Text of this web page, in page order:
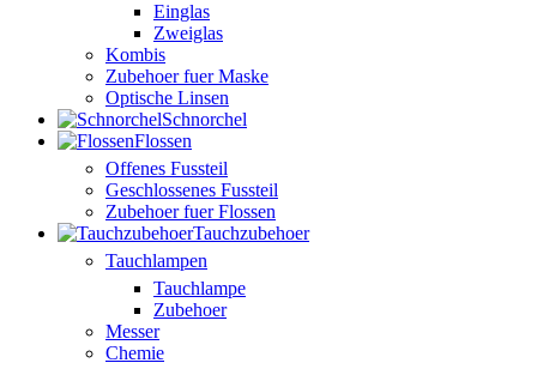
Einglas
Zweiglas
Kombis
Zubehoer fuer Maske
Optische Linsen
Schnorchel
Flossen
Offenes Fussteil
Geschlossenes Fussteil
Zubehoer fuer Flossen
Tauchzubehoer
Tauchlampen
Tauchlampe
Zubehoer
Messer
Chemie